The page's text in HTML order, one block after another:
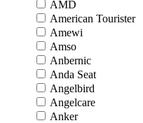
AMD
American Tourister
Amewi
Amso
Anbernic
Anda Seat
Angelbird
Angelcare
Anker